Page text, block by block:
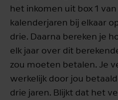
het inkomen uit box 1
kalenderjaren bij elkaar
drie. Daarna bereken je
elk jaar over dit
zou moeten betalen. Je
werkelijk door jou
drie jaren. Blijkt dat het